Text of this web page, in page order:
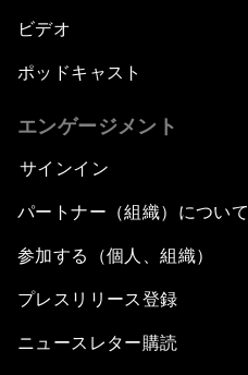
ビデオ
ポッドキャスト
エンゲージメント
サインイン
パートナー（組織）について
参加する（個人、組織）
プレスリリース登録
ニュースレター購読